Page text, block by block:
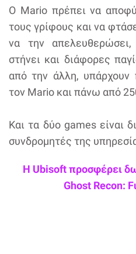
Ο Mario πρέπει να
τους γρίφους και να
να την
στήνει και διάφορες
από την άλλη, υπάρχουν
τον Mario και πάνω από
Και τα δύο games είναι
συνδρομητές της
Η Ubisoft προσφέρει
Ghost Recon: